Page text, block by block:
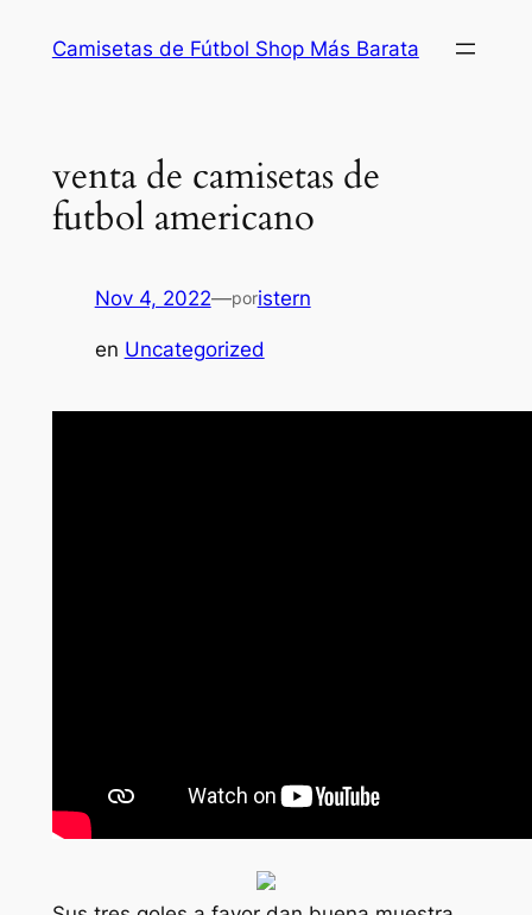
Camisetas de Fútbol Shop Más Barata
venta de camisetas de
futbol americano
Nov 4, 2022—poristern
en Uncategorized